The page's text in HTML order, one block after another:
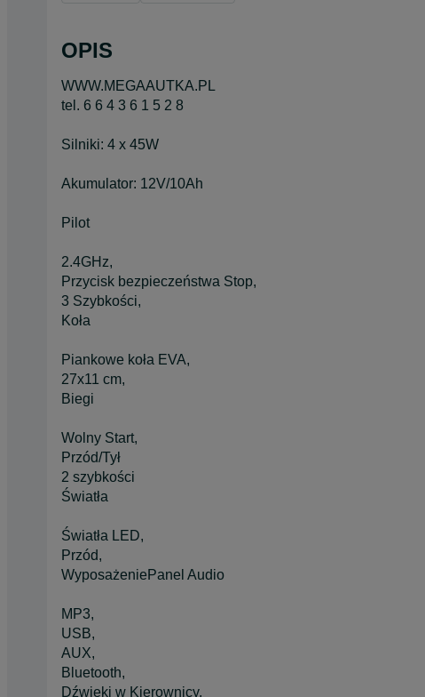
OPIS
WWW.MEGAAUTKA.PL
tel. 6 6 4 3 6 1 5 2 8
Silniki: 4 x 45W
Akumulator: 12V/10Ah
Pilot
2.4GHz,
Przycisk bezpieczeństwa Stop,
3 Szybkości,
Koła
Piankowe koła EVA,
27x11 cm,
Biegi
Wolny Start,
Przód/Tył
2 szybkości
Światła
Światła LED,
Przód,
WyposażeniePanel Audio
MP3,
USB,
AUX,
Bluetooth,
Dźwięki w Kierownicy,